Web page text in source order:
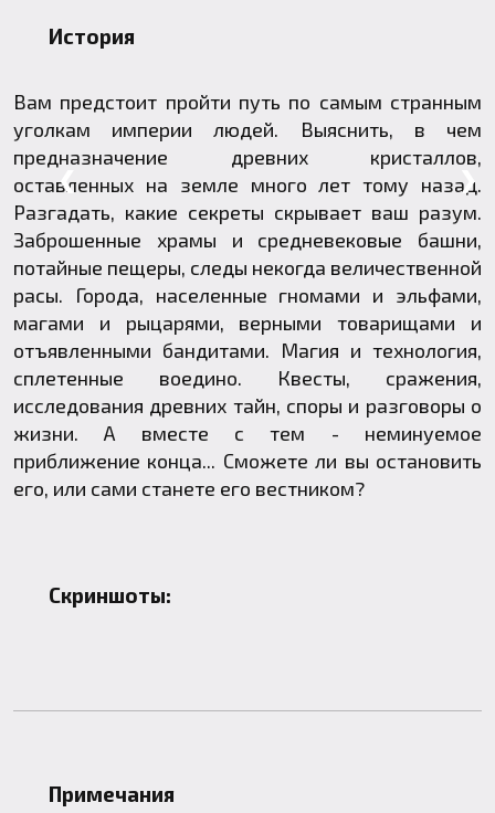
История
Вам предстоит пройти путь по самым странным
уголкам империи людей. Выяснить, в чем
предназначение древних кристаллов,
оставленных на земле много лет тому назад.
Разгадать, какие секреты скрывает ваш разум.
Заброшенные храмы и средневековые башни,
потайные пещеры, следы некогда величественной
расы. Города, населенные гномами и эльфами,
магами и рыцарями, верными товарищами и
отъявленными бандитами. Магия и технология,
сплетенные воедино. Квесты, сражения,
исследования древних тайн, споры и разговоры о
жизни. А вместе с тем - неминуемое
приближение конца... Сможете ли вы остановить
его, или сами станете его вестником?
Скриншоты:
Примечания
❮ ❯